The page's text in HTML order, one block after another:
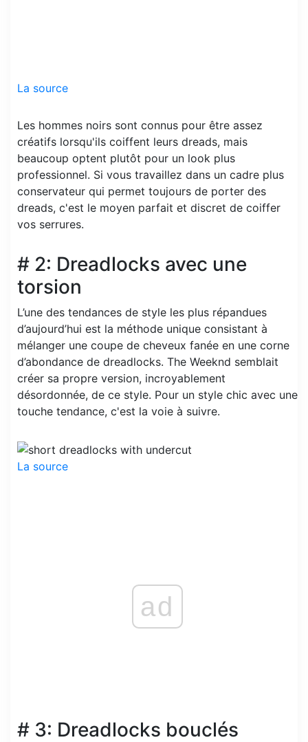
La source
Les hommes noirs sont connus pour être assez
créatifs lorsqu'ils coiffent leurs dreads, mais
beaucoup optent plutôt pour un look plus
professionnel. Si vous travaillez dans un cadre plus
conservateur qui permet toujours de porter des
dreads, c'est le moyen parfait et discret de coiffer
vos serrures.
# 2: Dreadlocks avec une
torsion
L’une des tendances de style les plus répandues
d’aujourd’hui est la méthode unique consistant à
mélanger une coupe de cheveux fanée en une corne
d’abondance de dreadlocks. The Weeknd semblait
créer sa propre version, incroyablement
désordonnée, de ce style. Pour un style chic avec une
touche tendance, c'est la voie à suivre.
La source
ad
# 3: Dreadlocks bouclés